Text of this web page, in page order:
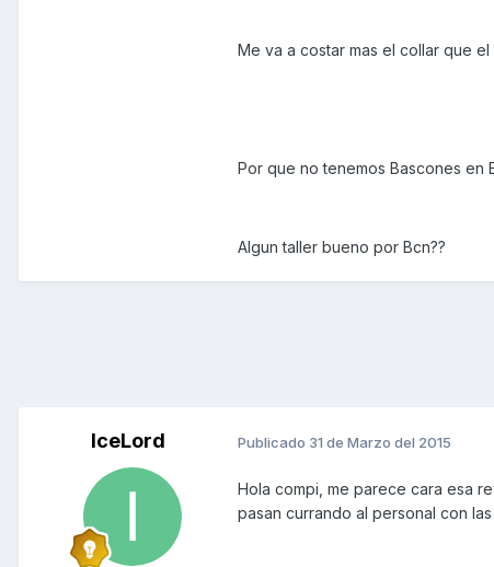
Me va a costar mas el collar que el
Por que no tenemos Bascones en
Algun taller bueno por Bcn??
IceLord Publicado 31 de Marzo del 2015
Hola compi, me parece cara esa
pasan currando al personal con